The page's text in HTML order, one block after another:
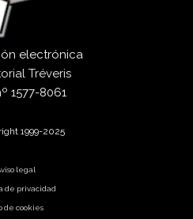
electrónica
Tréveris
1577-8061
1999-2025
legal
de privacidad
de cookies